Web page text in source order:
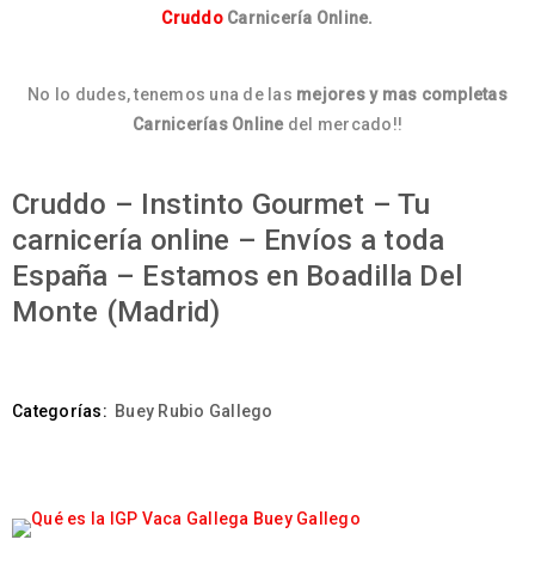
Cruddo Carnicería Online.
No lo dudes, tenemos una de las mejores y mas completas
Carnicerías Onlinedel mercado!!
Cruddo – Instinto Gourmet – Tu
carnicería online – Envíos a toda
España – Estamos en Boadilla Del
Monte (Madrid)
Categorías: Buey Rubio Gallego